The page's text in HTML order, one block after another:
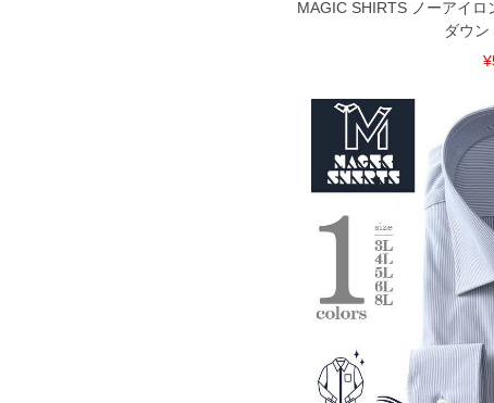
返品交換希望の方は、商品到着後1週間以
下着(肌着)やワイシャツは商品の性質上
MAGIC SHIRTS ノーアイ
ダウ